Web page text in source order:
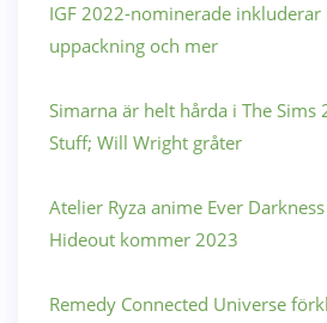
IGF 2022-nominerade
uppackning och mer
Simarna är helt hårda i The Sims
Stuff; Will Wright gråter
Atelier Ryza anime Ever
Hideout kommer 2023
Remedy Connected Universe